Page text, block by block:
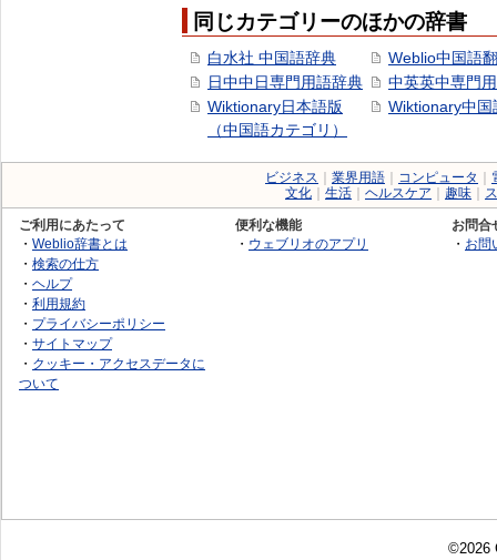
同じカテゴリーのほかの辞書
白水社 中国語辞典
日中中日専門用語辞典
Wiktionary日本語版
（中国語カテゴリ）
Weblio中国語
中英英中専門
Wiktionary中国
ビジネス 業界用語 コンピュータ
文化
生活 ヘルスケア 趣味
ご利用にあたって
・ Weblio辞書とは
・ 検索の仕方
・ ヘルプ
・ 利用規約
・ プライバシーポリシー
・ サイトマップ
・ クッキー・アクセスデータに
ついて
便利な機能
・ ウェブリオのアプリ
お問合
・ お問
©2026